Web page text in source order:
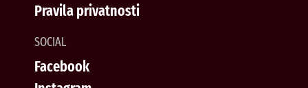
Pravila privatnosti
SOCIAL
Facebook